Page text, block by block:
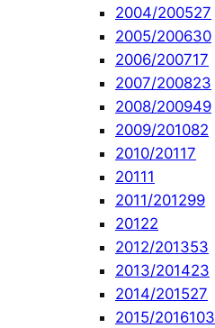
2004/200527
2005/200630
2006/200717
2007/200823
2008/200949
2009/201082
2010/20117
20111
2011/201299
20122
2012/201353
2013/201423
2014/201527
2015/2016103